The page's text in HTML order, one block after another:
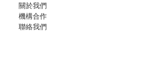
關於我們
機構合作
聯絡我們